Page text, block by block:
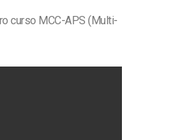
curso MCC-APS (Multi-